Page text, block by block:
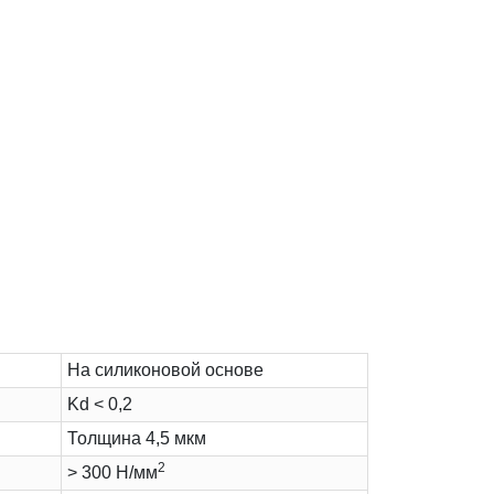
На силиконовой основе
Kd < 0,2
Толщина 4,5 мкм
> 300 Н/мм2